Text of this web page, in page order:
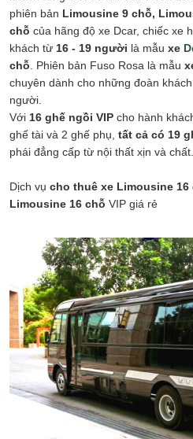
phiên bản Limousine 9 chỗ,
chỗ của hãng độ xe Dcar, chiếc xe
khách từ 16 - 19 người là mẫu xe
chỗ . Phiên bản Fuso Rosa là mẫu
chuyên dành cho những đoàn
người.
Với 16 ghế ngồi VIP cho hành
ghế tài và 2 ghế phụ, tất cả có 19
phái đẳng cấp từ nội thất xịn và chất.
Dịch vụ cho thuê xe Limousine 16
Limousine 16 chỗ VIP giá rẻ